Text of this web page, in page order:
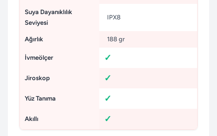
Suya Dayanıklılık
Seviyesi
IPX8
Ağırlık 188 gr
İvmeölçer
Jiroskop
Yüz Tanıma
Akıllı